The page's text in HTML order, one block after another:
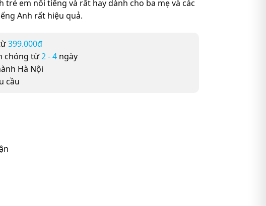
trẻ em nổi tiếng và rất hay dành cho ba mẹ và các
Anh rất hiệu quả.
399.000đ
chóng từ2 - 4 ngày
Hà Nội
cầu
màu, kèm 1 CD số lượng